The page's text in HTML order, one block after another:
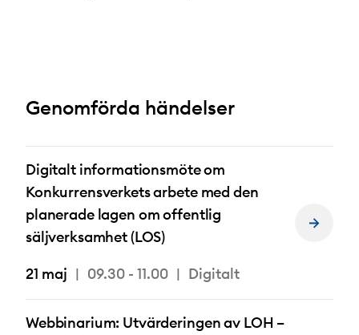
Genomförda händelser
Digitalt informationsmöte om
Konkurrensverkets arbete med den
planerade lagen om offentlig
säljverksamhet (LOS)
21 maj
09.30 - 11.00 Digitalt
Läs
Webbinarium: Utvärderingen av LOH –